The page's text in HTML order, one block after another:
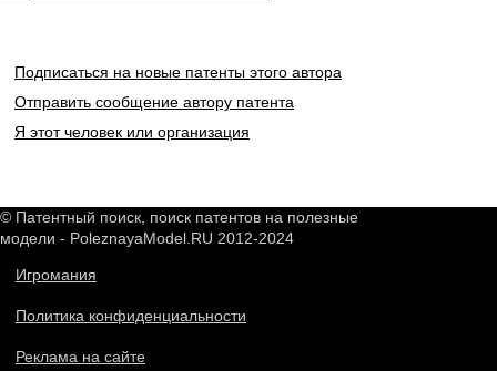
Подписаться на новые патенты этого автора
Отправить сообщение автору патента
Я этот человек или организация
© Патентный поиск, поиск патентов на полезные
модели - PoleznayaModel.RU 2012-2024
Игромания
Политика конфиденциальности
Реклама на сайте